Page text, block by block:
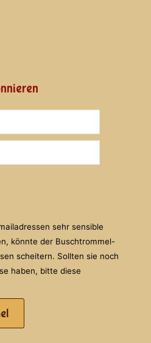
sehr sensible
könnte der Buschtrommel-
scheitern. Sollten sie noch
haben, bitte diese